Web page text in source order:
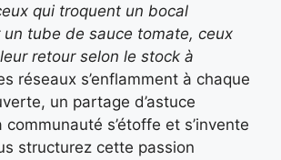
qui troquent un bocal
un tube de sauce tomate, ceux
retour selon le stock à
réseaux s’enflamment à chaque
un partage d’astuce
s’étoffe et s’invente
structurez cette passion